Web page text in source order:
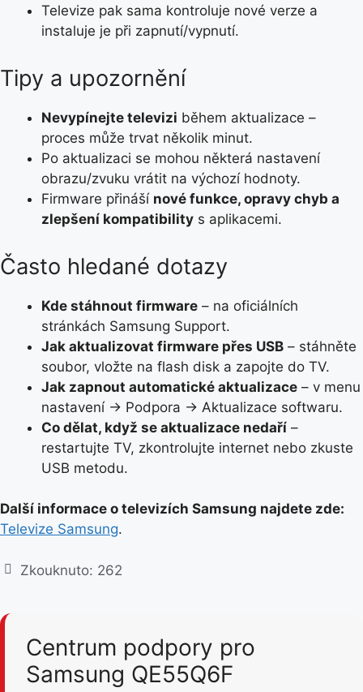
Televize pak sama kontroluje nové verze a
instaluje je při zapnutí/vypnutí.
Tipy a upozornění
Nevypínejte televizi během aktualizace –
proces může trvat několik minut.
Po aktualizaci se mohou některá nastavení
obrazu/zvuku vrátit na výchozí hodnoty.
Firmware přináší nové funkce, opravy chyb a
zlepšení kompatibility s aplikacemi.
Často hledané dotazy
Kde stáhnout firmware – na oficiálních
stránkách Samsung Support.
Jak aktualizovat firmware přes USB – stáhněte
soubor, vložte na flash disk a zapojte do TV.
Jak zapnout automatické aktualizace – v menu
nastavení → Podpora → Aktualizace softwaru.
Co dělat, když se aktualizace nedaří –
restartujte TV, zkontrolujte internet nebo zkuste
USB metodu.
Další informace o televizích Samsung najdete zde:
Televize Samsung.
Zkouknuto: 262
Centrum podpory pro
Samsung QE55Q6F